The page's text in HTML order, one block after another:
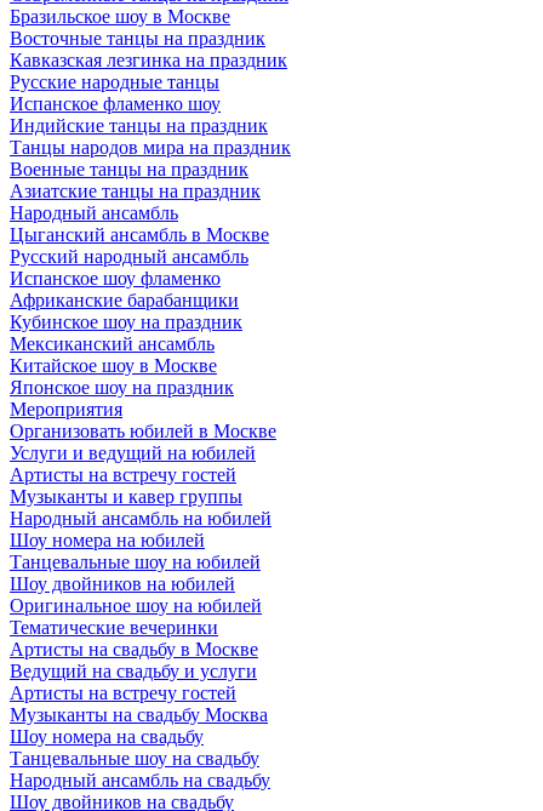
Бразильское шоу в Москве
Восточные танцы на праздник
Кавказская лезгинка на праздник
Русские народные танцы
Испанское фламенко шоу
Индийские танцы на праздник
Танцы народов мира на праздник
Военные танцы на праздник
Азиатские танцы на праздник
Народный ансамбль
Цыганский ансамбль в Москве
Русский народный ансамбль
Испанское шоу фламенко
Африканские барабанщики
Кубинское шоу на праздник
Мексиканский ансамбль
Китайское шоу в Москве
Японское шоу на праздник
Мероприятия
Организовать юбилей в Москве
Услуги и ведущий на юбилей
Артисты на встречу гостей
Музыканты и кавер группы
Народный ансамбль на юбилей
Шоу номера на юбилей
Танцевальные шоу на юбилей
Шоу двойников на юбилей
Оригинальное шоу на юбилей
Тематические вечеринки
Артисты на свадьбу в Москве
Ведущий на свадьбу и услуги
Артисты на встречу гостей
Музыканты на свадьбу Москва
Шоу номера на свадьбу
Танцевальные шоу на свадьбу
Народный ансамбль на свадьбу
Шоу двойников на свадьбу